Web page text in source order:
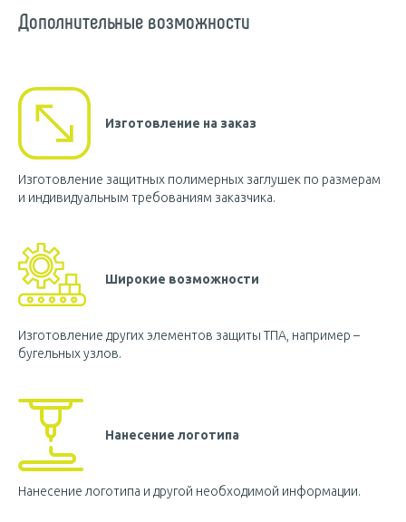
Дополнительные возможности
Изготовление на заказ
Изготовление защитных полимерных заглушек по размерам
и индивидуальным требованиям заказчика.
Широкие возможности
Изготовление других элементов защиты ТПА, например –
бугельных узлов.
Нанесение логотипа
Нанесение логотипа и другой необходимой информации.